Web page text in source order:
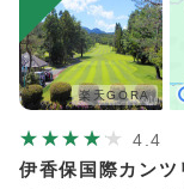
楽天GORA
4.4
伊香保国際カンツ